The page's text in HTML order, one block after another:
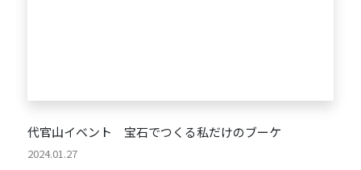
代官山イベント 宝石でつくる私だけのブーケ
2024.01.27